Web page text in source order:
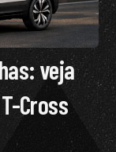
veja
Cross